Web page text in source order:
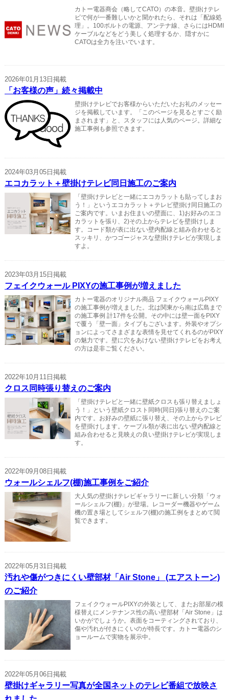
カトー電器商会（略してCATO）の本音。壁掛けテレ
ビで何が一番難しいかと聞かれたら、それは「配線処
理」。100ボルトの電源、アンテナ線、さらにはHDMI
ケーブルなどをどう美しく処理するか、隠すかに
CATOは全力を注いでいます。
2026年01月13日掲載
「お客様の声」続々掲載中
壁掛けテレビでお客様からいただいたお礼のメッセー
ジを掲載しています。「このページを見るとすごく励
まされます」と、スタッフには人気のページ。詳細な
施工事例も参照できます。
2024年03月05日掲載
エコカラット＋壁掛けテレビ同日施工のご案内
「壁掛けテレビと一緒にエコカラットも貼ってしまお
う！」というエコカラット＋テレビ壁掛け同日施工の
ご案内です。いまお住まいの壁面に、1)お好みのエコ
カラットを張り、2)その上からテレビを壁掛けしま
す。コード類が表に出ない壁内配線と組み合わせると
スッキリ、かつゴージャスな壁掛けテレビが実現しま
すよ。
2023年03月15日掲載
フェイクウォール PIXYの施工事例が増えました
カトー電器のオリジナル商品 フェイクウォールPIXY
の施工事例が増えました。北は関東から南は広島まで
の施工事例 計17件を公開。その中には壁一面をPIXY
で覆う「壁一面」タイプもございます。外装やオプシ
ョンによってさまざまな表情を見せてくれるのがPIXY
の魅力です。壁に穴をあけない壁掛けテレビをお考え
の方は是非ご覧ください。
2022年10月11日掲載
クロス同時張り替えのご案内
「壁掛けテレビと一緒に壁紙クロスも張り替えましょ
う！」という壁紙クロスト同時(同日)張り替えのご案
内です。お好みの壁紙に張り替え、その上からテレビ
を壁掛けします。ケーブル類が表に出ない壁内配線と
組み合わせると見映えの良い壁掛けテレビが実現しま
す。
2022年09月08日掲載
ウォールシェルフ(棚)施工事例をご紹介
大人気の壁掛けテレビギャラリーに新しい分類「ウォ
ールシェルフ(棚)」が登場。レコーダー機器やゲーム
機の置き場としてシェルフ(棚)の施工例をまとめて閲
覧できます。
2022年05月31日掲載
汚れや傷がつきにくい壁部材「Air Stone」 (エアストーン)
のご紹介
フェイクウォールPIXYの外装として、またお部屋の模
様替えにメンテナンス性の高い壁部材「Air Stone」は
いかがでしょうか。表面をコーティングされており、
傷や汚れが付きにくいのが特長です。カトー電器のシ
ョールームで実物を展示中。
2022年05月06日掲載
壁掛けギャラリー写真が全国ネットのテレビ番組で放映さ